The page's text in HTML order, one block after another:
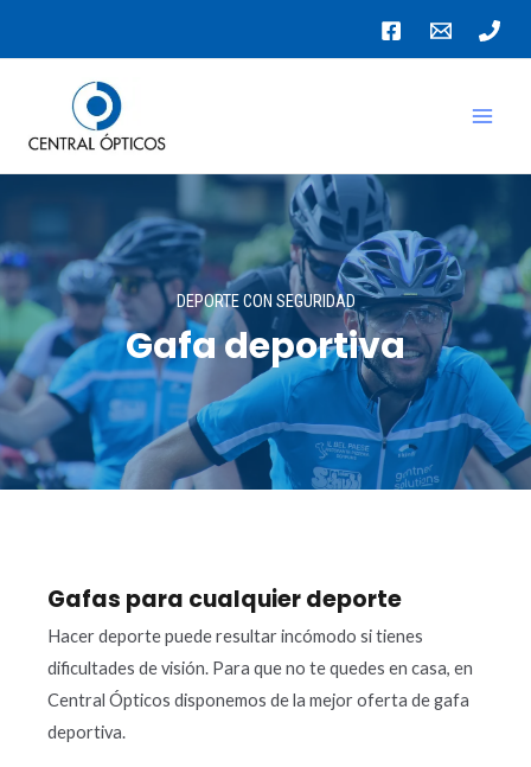
DEPORTE CON SEGURIDAD
Gafa deportiva
Gafas para cualquier deporte
Hacer deporte puede resultar incómodo si tienes
dificultades de visión. Para que no te quedes en casa, en
Central Ópticos disponemos de la mejor oferta de gafa
deportiva.